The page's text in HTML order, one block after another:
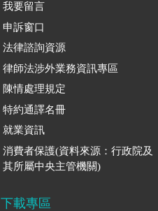
我要留言
申訴窗口
法律諮詢資源
律師法涉外業務資訊專區
陳情處理規定
特約通譯名冊
就業資訊
消費者保護(資料來源：行政院及
其所屬中央主管機關)
下載專區